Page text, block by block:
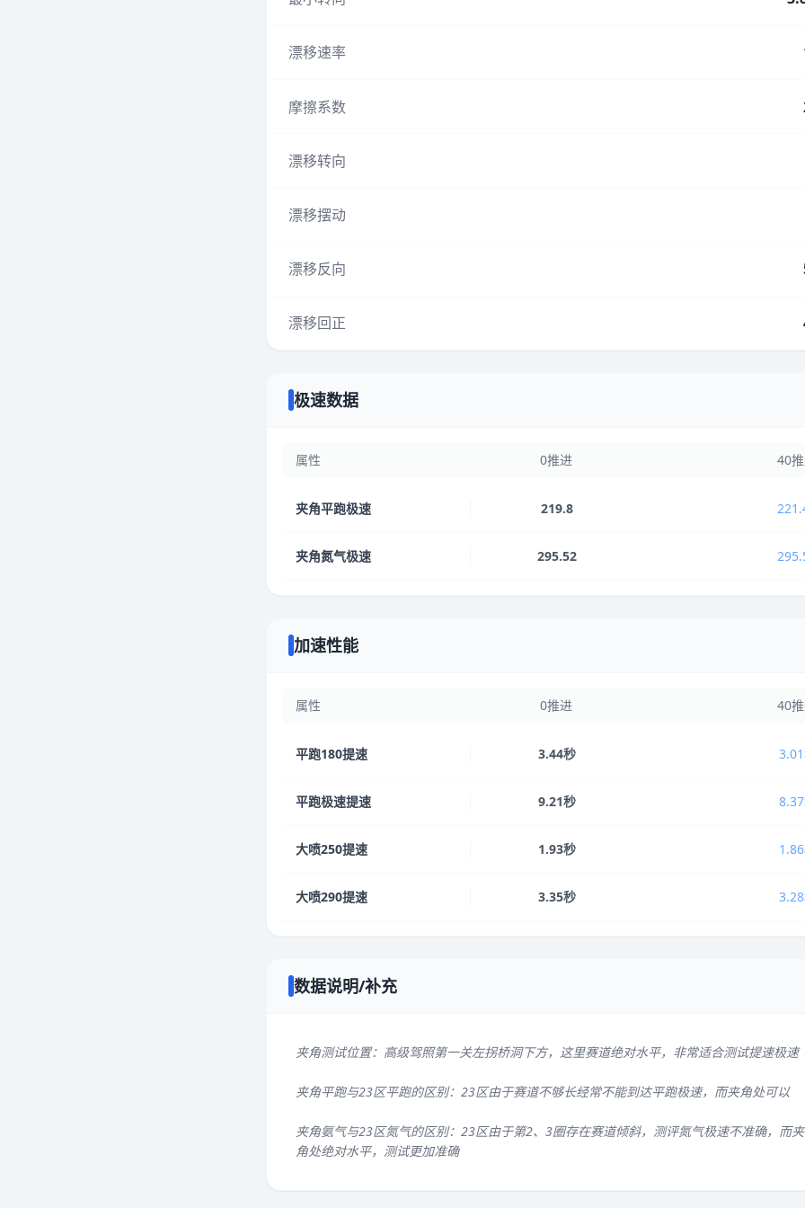
漂移速率
摩擦系数
漂移转向
漂移摆动
漂移反向
漂移回正
极速数据
属性 0推进 40
夹角平跑极速 219.8
夹角氮气极速 295.52
加速性能
属性 0推进 40
平跑180提速 3.44秒
平跑极速提速 9.21秒
大喷250提速 1.93秒
大喷290提速 3.35秒
数据说明/补充
夹角测试位置：高级驾照第一关左拐桥洞下方，这里赛道绝对水平，非常适合测试提速极速
夹角平跑与23区平跑的区别：23区由于赛道不够长经常不能到达平跑极速，而夹角处可以
夹角氨气与23区氮气的区别：23区由于第2、3圈存在赛道倾斜，测评氮气极速不准确，而夹
角处绝对水平，测试更加准确